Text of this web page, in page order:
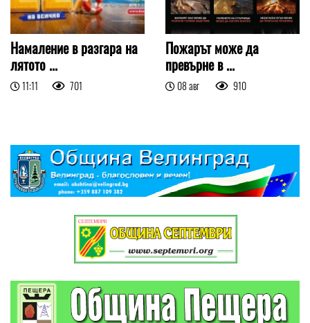
Намаление в разгара на
лятото ...
11:11 701
Пожарът може да
превърне в ...
08 авг 910